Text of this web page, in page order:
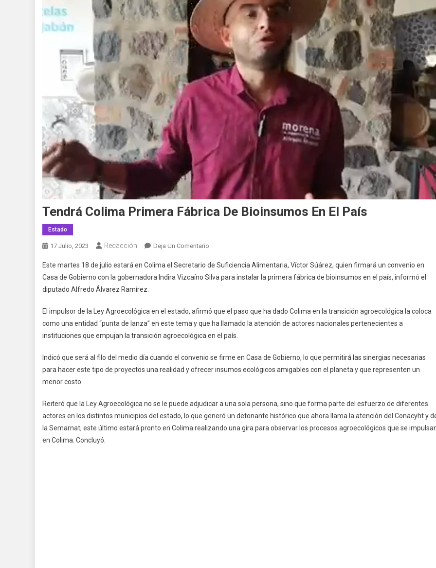
Tendrá Colima Primera Fábrica De Bioinsumos En El País
Estado
17 Julio, 2023 Redacción Deja Un Comentario
Colima
Primera
Bioinsumos
En
El
Este martes 18 de julio estará en Colima el Secretario de Suficiencia Alimentaria, Víctor Súárez, quien firmará un convenio en
Casa de Gobierno con la gobernadora Indira Vizcaíno Silva para instalar la primera fábrica de bioinsumos en el país, informó el
diputado Alfredo Álvarez Ramírez.
El impulsor de la Ley Agroecológica en el estado, afirmó que el paso que ha dado Colima en la transición agroecológica la coloca
como una entidad “punta de lanza” en este tema y que ha llamado la atención de actores nacionales pertenecientes a
instituciones que empujan la transición agroecológica en el país.
Indicó que será al filo del medio día cuando el convenio se firme en Casa de Gobierno, lo que permitirá las sinergias necesarias
para hacer este tipo de proyectos una realidad y ofrecer insumos ecológicos amigables con el planeta y que representen un
menor costo.
Reiteró que la Ley Agroecológica no se le puede adjudicar a una sola persona, sino que forma parte del esfuerzo de diferentes
actores en los distintos municipios del estado, lo que generó un detonante histórico que ahora llama la atención del Conacyht y
la Semarnat, este último estará pronto en Colima realizando una gira para observar los procesos agroecológicos que se
en Colima. Concluyó.